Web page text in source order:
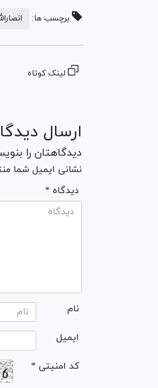
برچسب ها:
لینک کوتاه
ارسال
دیدگاهتان را
نشانی ایمیل شما
* دیدگاه
نام
ایمیل
* کد امنیتی